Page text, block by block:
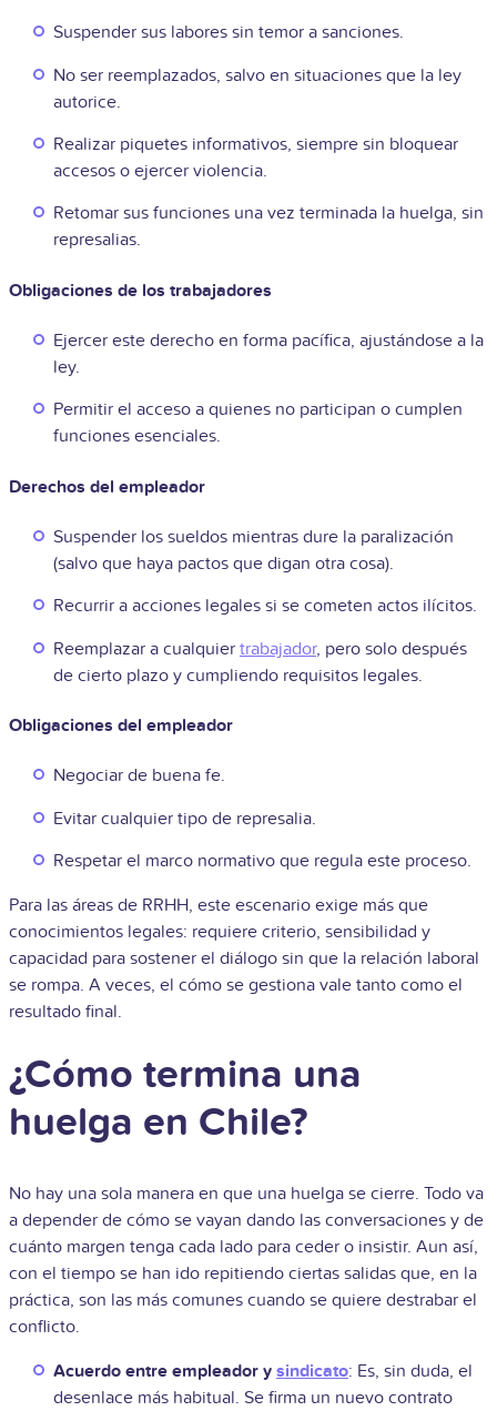
Suspender sus labores sin temor a sanciones.
No ser reemplazados, salvo en situaciones que la ley
autorice.
Realizar piquetes informativos, siempre sin bloquear
accesos o ejercer violencia.
Retomar sus funciones una vez terminada la huelga, sin
represalias.
Obligaciones de los trabajadores
Ejercer este derecho en forma pacífica, ajustándose a la
ley.
Permitir el acceso a quienes no participan o cumplen
funciones esenciales.
Derechos del empleador
Suspender los sueldos mientras dure la paralización
(salvo que haya pactos que digan otra cosa).
Recurrir a acciones legales si se cometen actos ilícitos.
Reemplazar a cualquier trabajador, pero solo después
de cierto plazo y cumpliendo requisitos legales.
Obligaciones del empleador
Negociar de buena fe.
Evitar cualquier tipo de represalia.
Respetar el marco normativo que regula este proceso.
Para las áreas de RRHH, este escenario exige más que
conocimientos legales: requiere criterio, sensibilidad y
capacidad para sostener el diálogo sin que la relación laboral
se rompa. A veces, el cómo se gestiona vale tanto como el
resultado final.
¿Cómo termina una
huelga en Chile?
No hay una sola manera en que una huelga se cierre. Todo va
a depender de cómo se vayan dando las conversaciones y de
cuánto margen tenga cada lado para ceder o insistir. Aun así,
con el tiempo se han ido repitiendo ciertas salidas que, en la
práctica, son las más comunes cuando se quiere destrabar el
conflicto.
Acuerdo entre empleador y sindicato: Es, sin duda, el
desenlace más habitual. Se firma un nuevo contrato